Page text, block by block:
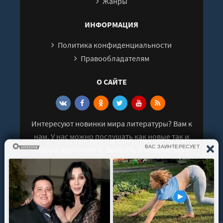
ИНФОРМАЦИЯ
Политика конфиденциальности
Правообладателям
О САЙТЕ
Интересуют новинки мира литературы? Вам к
нам. У нас можно послушать как новые так и
старые аудиокниги. Выбрать и поделиться с
друзьями лучшими аудиокнигами!
© 2021 - 2026 kniga-audio.net. Все права
защищены.